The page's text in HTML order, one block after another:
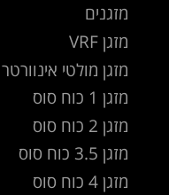
מזגנים
מזגן VRF
מזגן מולטי אינוורטר
מזגן 1 כוח סוס
מזגן 2 כוח סוס
מזגן 3.5 כוח סוס
מזגן 4 כוח סוס